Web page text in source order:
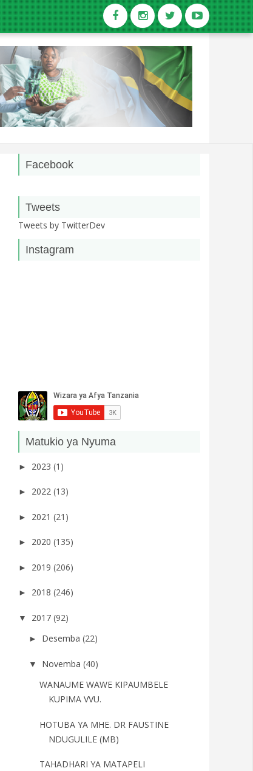
Facebook
Tweets
Tweets by TwitterDev
Instagram
Matukio ya Nyuma
► 2023 (1)
► 2022 (13)
► 2021 (21)
► 2020 (135)
► 2019 (206)
► 2018 (246)
▼ 2017 (92)
► Desemba (22)
▼ Novemba (40)
WANAUME WAWE KIPAUMBELE
KUPIMA VVU.
HOTUBA YA MHE. DR FAUSTINE
NDUGULILE (MB)
TAHADHARI YA MATAPELI